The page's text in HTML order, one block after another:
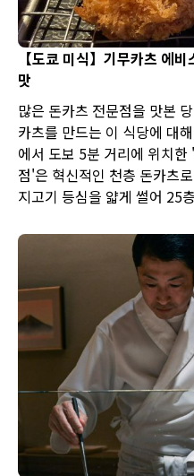
【도쿄 미식】기무카츠 에
맛
많은 돈카츠 전문점을 맛본
카츠를 만드는 이 식당에 대
에서 도보 5분 거리에 위치
점'은 혁신적인 천층 돈카츠
지고기 등심을 얇게 썰어 25
다. 갓 지은 일본산 에치고
기까지 매 한 입이 미각을 자
에서 독자적으로 개발한 다
로 출시하여, 매번 방문할 때